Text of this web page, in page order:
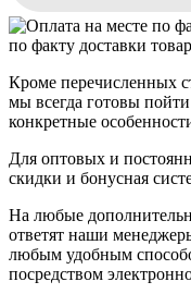
по факту доставки
Кроме перечисленных
мы всегда готовы
конкретные
Для оптовых и
скидки и бонусная
На любые
ответят наши
любым удобным
посредством